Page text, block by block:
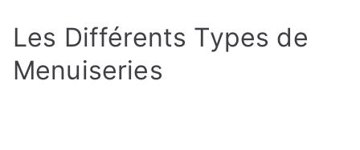
Les Différents Types de
Menuiseries